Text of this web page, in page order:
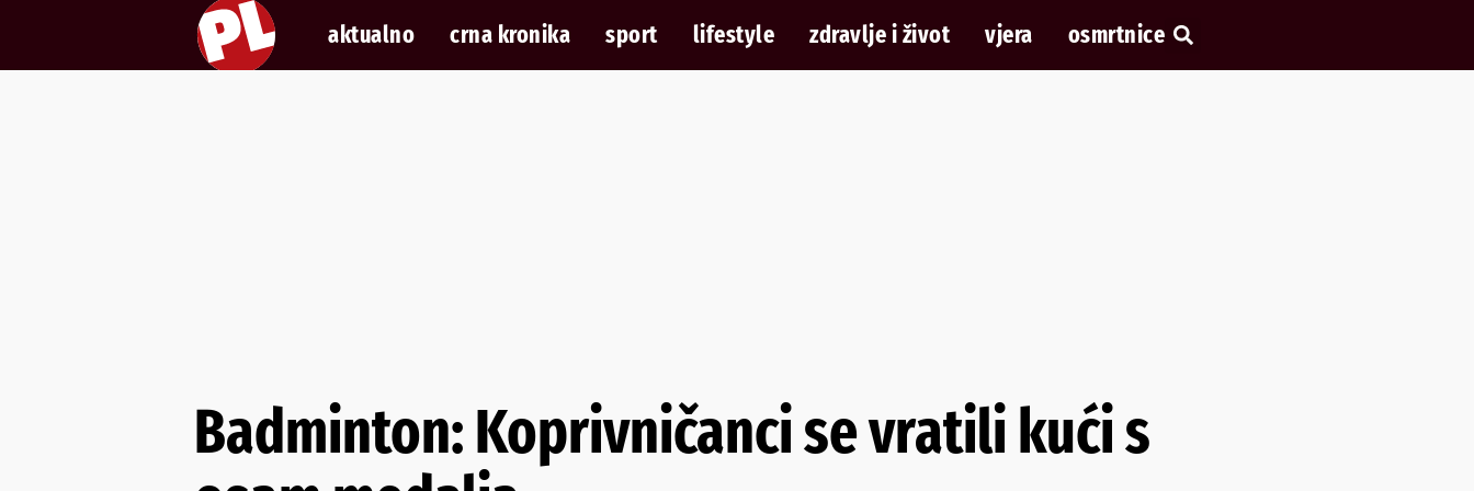
aktualno crna kronika sport lifestyle zdravlje i život vjera osmrtnice
Badminton: Koprivničanci se vratili kući s